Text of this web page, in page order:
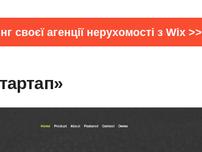
своєї агенції нерухомості з Wix >>